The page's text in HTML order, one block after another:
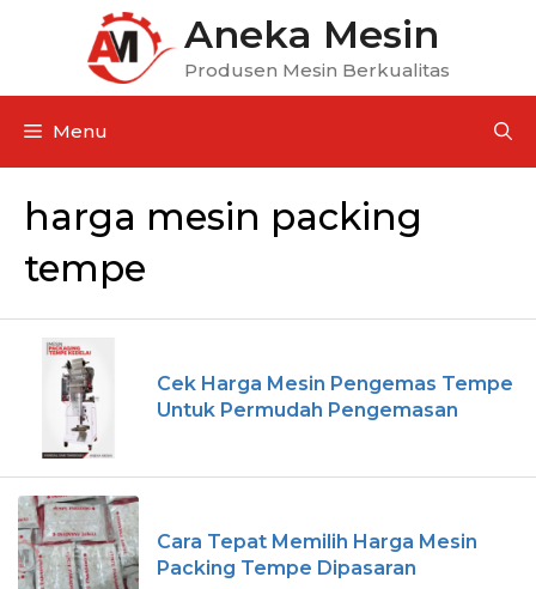
Aneka Mesin
Produsen Mesin Berkualitas
Menu
harga mesin packing
tempe
Cek Harga Mesin Pengemas Tempe
Untuk Permudah Pengemasan
Cara Tepat Memilih Harga Mesin
Packing Tempe Dipasaran